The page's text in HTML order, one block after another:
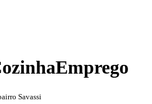
Emprego
Savassi